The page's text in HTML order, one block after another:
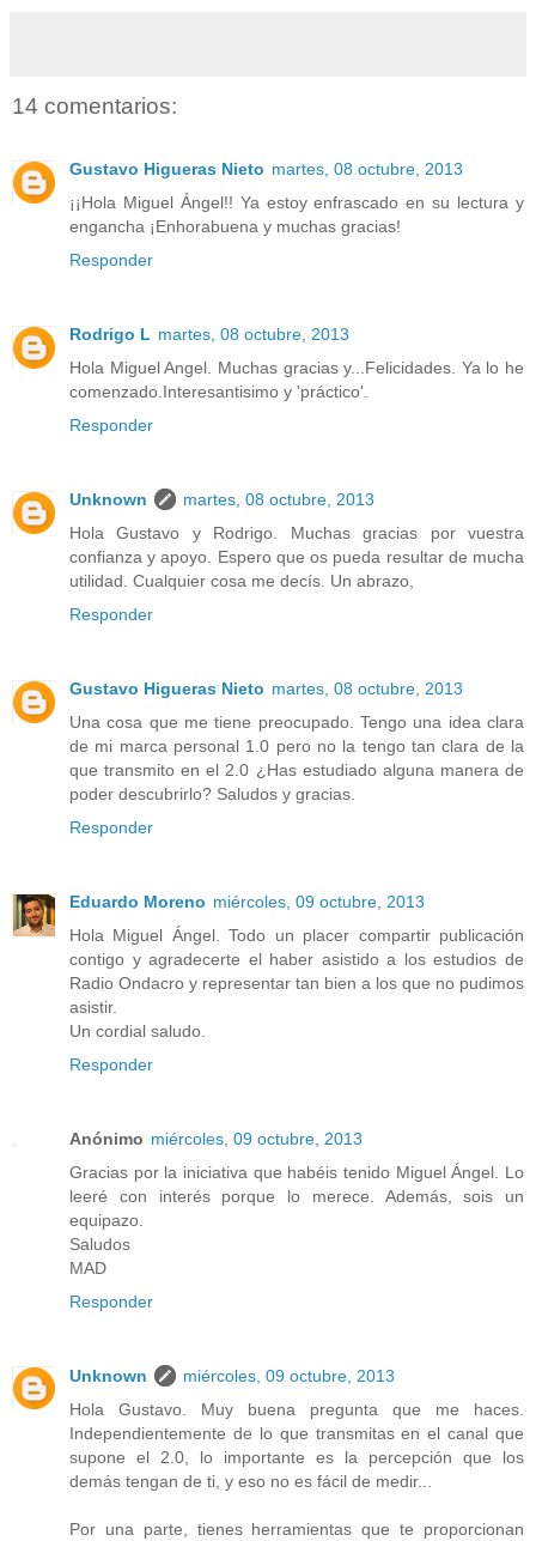
14 comentarios:
Gustavo Higueras Nieto martes, 08 octubre, 2013
¡¡Hola Miguel Ángel!! Ya estoy enfrascado en su lectura y
engancha ¡Enhorabuena y muchas gracias!
Responder
Rodrigo L martes, 08 octubre, 2013
Hola Miguel Angel. Muchas gracias y...Felicidades. Ya lo he
comenzado.Interesantisimo y 'práctico'.
Responder
Unknown
martes, 08 octubre, 2013
Hola Gustavo y Rodrigo. Muchas gracias por vuestra
confianza y apoyo. Espero que os pueda resultar de mucha
utilidad. Cualquier cosa me decís. Un abrazo,
Responder
Gustavo Higueras Nieto martes, 08 octubre, 2013
Una cosa que me tiene preocupado. Tengo una idea clara
de mi marca personal 1.0 pero no la tengo tan clara de la
que transmito en el 2.0 ¿Has estudiado alguna manera de
poder descubrirlo? Saludos y gracias.
Responder
Eduardo Moreno miércoles, 09 octubre, 2013
Hola Miguel Ángel. Todo un placer compartir publicación
contigo y agradecerte el haber asistido a los estudios de
Radio Ondacro y representar tan bien a los que no pudimos
asistir.
Un cordial saludo.
Responder
Anónimo miércoles, 09 octubre, 2013
Gracias por la iniciativa que habéis tenido Miguel Ángel. Lo
leeré con interés porque lo merece. Además, sois un
equipazo.
Saludos
MAD
Responder
Unknown
miércoles, 09 octubre, 2013
Hola Gustavo. Muy buena pregunta que me haces.
Independientemente de lo que transmitas en el canal que
supone el 2.0, lo importante es la percepción que los
demás tengan de ti, y eso no es fácil de medir...
Por una parte, tienes herramientas que te proporcionan